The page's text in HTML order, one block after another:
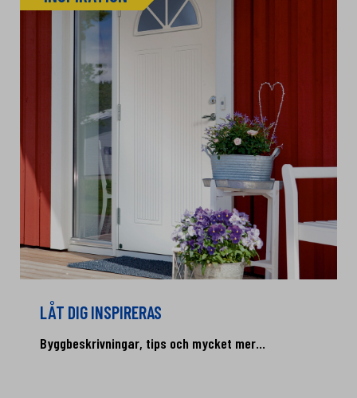
LÅT DIG INSPIRERAS
Byggbeskrivningar, tips och mycket mer...